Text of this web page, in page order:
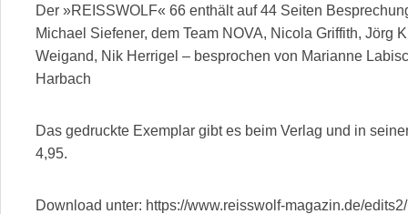
Der »REISSWOLF« 66 enthält auf 44 Seiten
Michael Siefener, dem Team NOVA, Nicola Griffith, Jörg
Weigand, Nik Herrigel – besprochen von Marianne
Harbach
Das gedruckte Exemplar gibt es beim Verlag und in
4,95.
Download unter: https://www.reisswolf-magazin.de/